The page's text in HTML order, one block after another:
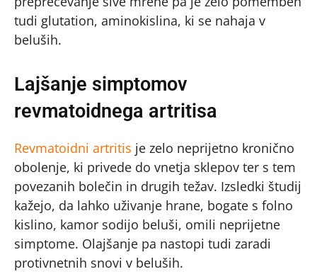
tudi glutation, aminokislina, ki se nahaja v
beluših.
Lajšanje simptomov
revmatoidnega artritisa
Revmatoidni artritis je zelo neprijetno kronično
obolenje, ki privede do vnetja sklepov ter s tem
povezanih bolečin in drugih težav. Izsledki študij
kažejo, da lahko uživanje hrane, bogate s folno
kislino, kamor sodijo beluši, omili neprijetne
simptome. Olajšanje pa nastopi tudi zaradi
protivnetnih snovi v beluših.